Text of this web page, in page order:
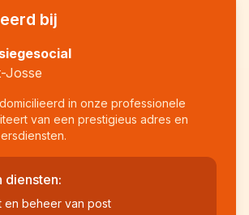
bij
Josse
in onze professionele
van een prestigieus adres en
diensten:
en beheer van post